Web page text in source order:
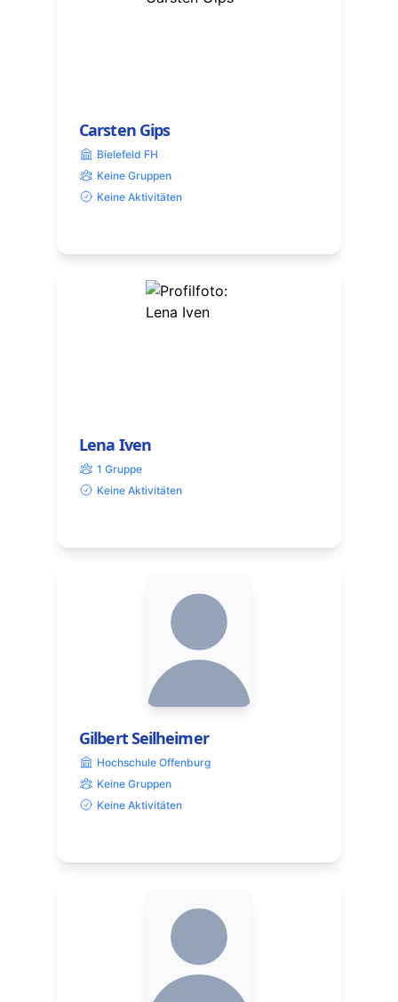
Carsten Gips
Bielefeld FH
Keine Gruppen
Keine Aktivitäten
Lena Iven
1 Gruppe
Keine Aktivitäten
Gilbert Seilheimer
Hochschule Offenburg
Keine Gruppen
Keine Aktivitäten